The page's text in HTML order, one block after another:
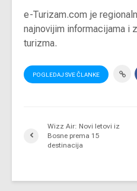
e-Turizam.com je
najnovijim informacijama i
turizma.
POGLEDAJ SVE ČLANKE
Wizz Air: Novi letovi iz
Bosne prema 15
destinacija